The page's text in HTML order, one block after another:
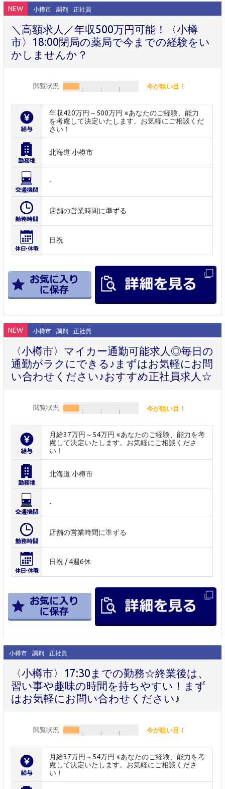
NEW 小樽市 調剤 正社員
＼高額求人／年収500万円可能！〈小樽
市〉18:00閉局の薬局で今までの経験をい
かしませんか？
閲覧状況 今が狙い目！
年収420万円～500万円 ※あなたのご経験、能力
を考慮して決定いたします。お気軽にご相談くだ
さい！
北海道 小樽市
-
店舗の営業時間に準ずる
日祝
NEW 小樽市 調剤 正社員
〈小樽市〉マイカー通勤可能求人◎毎日の
通勤がラクにできる♪まずはお気軽にお問
い合わせください♪おすすめ正社員求人☆
閲覧状況 今が狙い目！
月給37万円～54万円 ※あなたのご経験、能力を考
慮して決定いたします。お気軽にご相談くださ
い！
北海道 小樽市
-
店舗の営業時間に準ずる
日祝 / 4週6休
小樽市 調剤 正社員
〈小樽市〉17:30までの勤務☆終業後は、
習い事や趣味の時間を持ちやすい！まず
はお気軽にお問い合わせください♪
閲覧状況 今が狙い目！
月給37万円～54万円 ※あなたのご経験、能力を考
慮して決定いたします。お気軽にご相談くださ
い！